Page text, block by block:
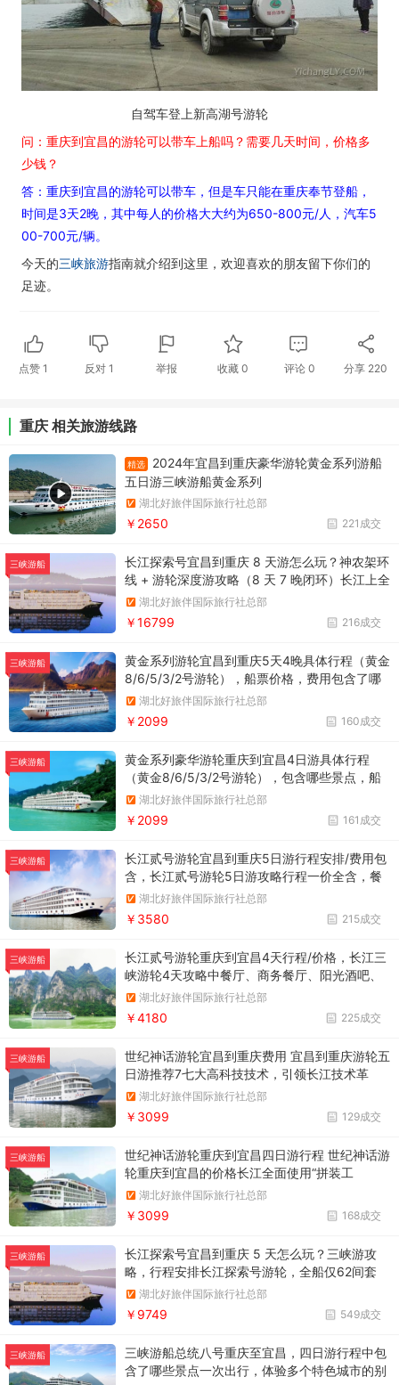
自驾车登上新高湖号游轮
问：重庆到宜昌的游轮可以带车上船吗？需要几天时间，价格多
少钱？
答：重庆到宜昌的游轮可以带车，但是车只能在重庆奉节登船，
时间是3天2晚，其中每人的价格大大约为650-800元/人，汽车5
00-700元/辆。
今天的三峡旅游指南就介绍到这里，欢迎喜欢的朋友留下你们的
足迹。
点赞 1 反对1 举报 收藏 0 评论 0 分享 220
重庆 相关旅游线路
精选
2024年宜昌到重庆豪华游轮黄金系列游船
五日游三峡游船黄金系列
湖北好旅伴国际旅行社总部
221成交
￥2650
三峡游船
长江探索号宜昌到重庆 8 天游怎么玩？神农架环
线 + 游轮深度游攻略（8 天 7 晚闭环）长江上全
套房游轮，仅62间江景阳台房，避免喧嚣拥挤，
享舒适悠闲宁静假期。
湖北好旅伴国际旅行社总部
216成交
￥16799
三峡游船
黄金系列游轮宜昌到重庆5天4晚具体行程（黄金
8/6/5/3/2号游轮），船票价格，费用包含了哪
些汲取长江原有游轮的设计经验，并参照国际海
洋邮轮标准，在硬件设施和功能布局上实现了全
湖北好旅伴国际旅行社总部
160成交
￥2099
三峡游船
黄金系列豪华游轮重庆到宜昌4日游具体行程
（黄金8/6/5/3/2号游轮），包含哪些景点，船
票价格2011至2013年期间建成上线的第五代长
江豪华游轮舰队，均为长江万吨级五星豪华游
湖北好旅伴国际旅行社总部
161成交
￥2099
三峡游船
长江贰号游轮宜昌到重庆5日游行程安排/费用包
含，长江贰号游轮5日游攻略行程一价全含，餐
食升级，以康养文化为主题
湖北好旅伴国际旅行社总部
215成交
￥3580
三峡游船
长江贰号游轮重庆到宜昌4天行程/价格，长江三
峡游轮4天攻略中餐厅、商务餐厅、阳光酒吧、
咖啡厅、图书室、娱乐室、水疗馆、商场、国际
品牌店以及观光电梯等一应俱全。
湖北好旅伴国际旅行社总部
225成交
￥4180
三峡游船
世纪神话游轮宜昌到重庆费用 宜昌到重庆游轮五
日游推荐7七大高科技技术，引领长江技术革
命：环保节能，全面减震降噪。
湖北好旅伴国际旅行社总部
129成交
￥3099
三峡游船
世纪神话游轮重庆到宜昌四日游行程 世纪神话游
轮重庆到宜昌的价格长江全面使用“拼装工
艺”和“环保板材”，成为长江首艘“零”油漆游轮，
更加环保健康。
湖北好旅伴国际旅行社总部
168成交
￥3099
三峡游船
长江探索号宜昌到重庆 5 天怎么玩？三峡游攻
略，行程安排长江探索号游轮，全船仅62间套
房，更宽敞、更舒适、更私密！
湖北好旅伴国际旅行社总部
549成交
￥9749
三峡游船
三峡游船总统八号重庆至宜昌，四日游行程中包
含了哪些景点一次出行，体验多个特色城市的别